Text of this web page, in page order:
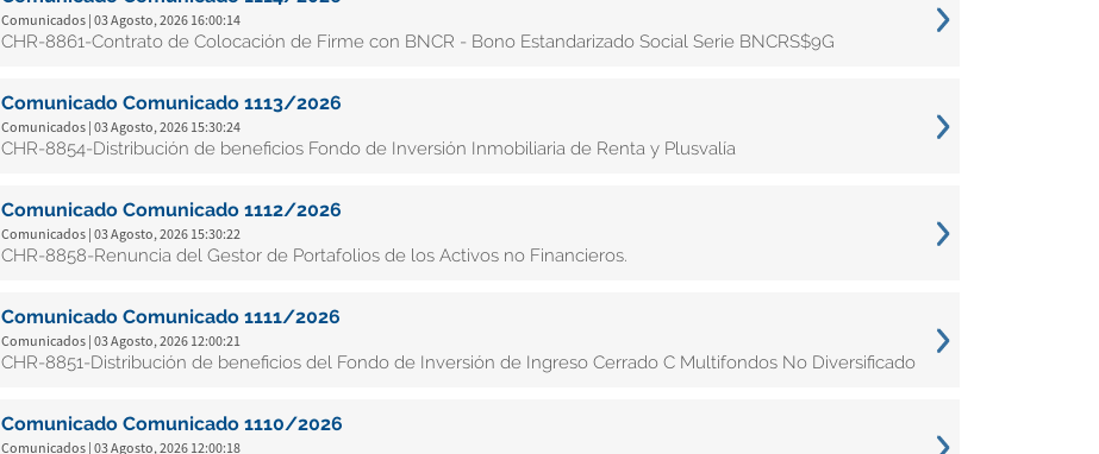
Comunicados | 03 Agosto, 2026 16:00:14
CHR-8861-Contrato de Colocación de Firme con BNCR - Bono Estandarizado Social Serie BNCRS$9G
Comunicado Comunicado 1113/2026
Comunicados | 03 Agosto, 2026 15:30:24
CHR-8854-Distribución de beneficios Fondo de Inversión Inmobiliaria de Renta y Plusvalía
Comunicado Comunicado 1112/2026
Comunicados | 03 Agosto, 2026 15:30:22
CHR-8858-Renuncia del Gestor de Portafolios de los Activos no Financieros.
Comunicado Comunicado 1111/2026
Comunicados | 03 Agosto, 2026 12:00:21
CHR-8851-Distribución de beneficios del Fondo de Inversión de Ingreso Cerrado C Multifondos No Diversificado
Comunicado Comunicado 1110/2026
Comunicados | 03 Agosto, 2026 12:00:18